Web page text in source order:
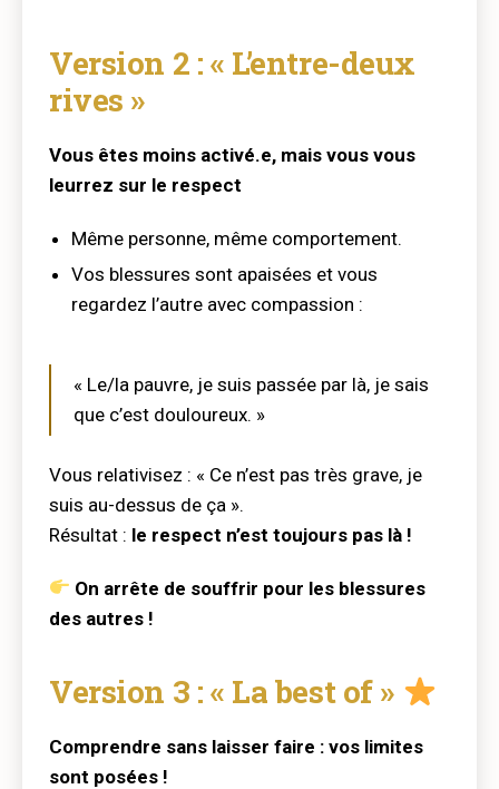
Version 2 : « L’entre-deux
rives »
Vous êtes moins activé.e, mais vous vous
leurrez sur le respect
Même personne, même comportement.
Vos blessures sont apaisées et vous
regardez l’autre avec compassion :
« Le/la pauvre, je suis passée par là, je sais
que c’est douloureux. »
Vous relativisez : « Ce n’est pas très grave, je
suis au-dessus de ça ».
Résultat : le respect n’est toujours pas là !
On arrête de souffrir pour les blessures
des autres !
Version 3 : « La best of »
Comprendre sans laisser faire : vos limites
sont posées !